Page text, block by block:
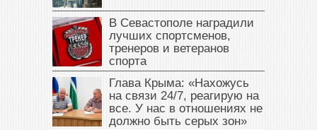
В Севастополе наградили
лучших спортсменов,
тренеров и ветеранов
спорта
Глава Крыма: «Нахожусь
на связи 24/7, реагирую на
все. У нас в отношениях не
должно быть серых зон»